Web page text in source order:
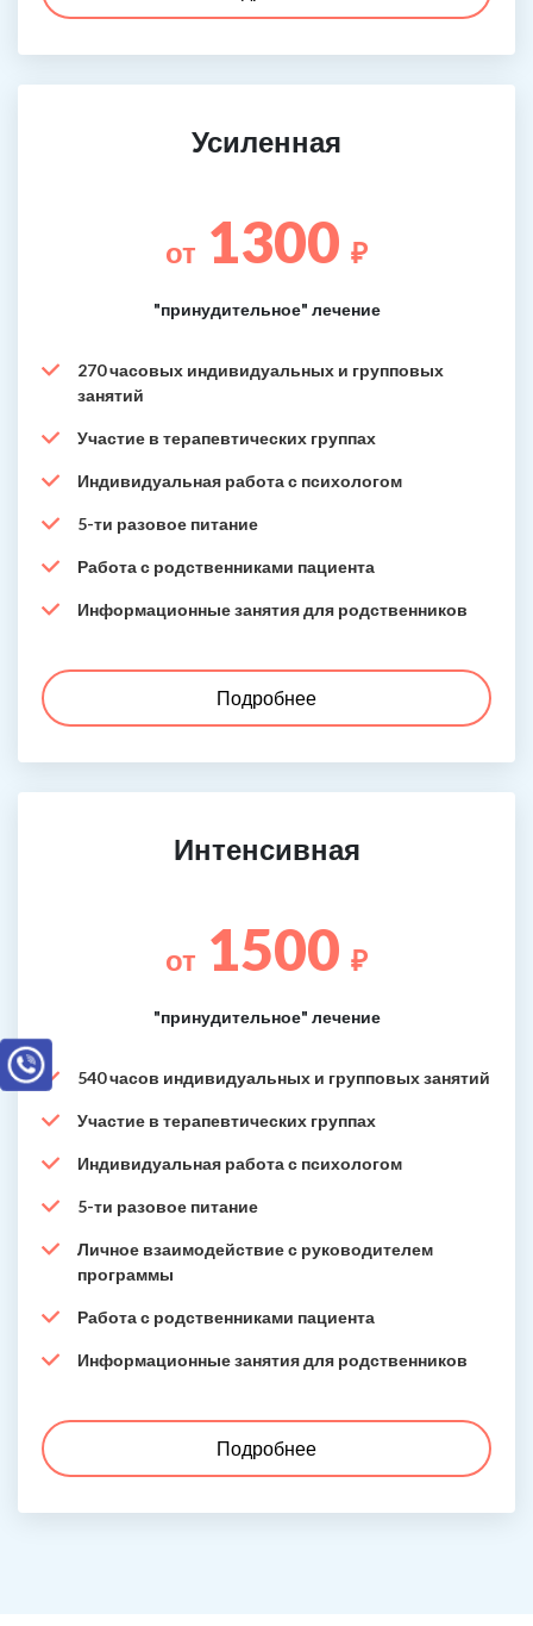
Усиленная
от 1300 ₽
"принудительное" лечение
270 часовых индивидуальных и групповых
занятий
Участие в терапевтических группах
Индивидуальная работа с психологом
5-ти разовое питание
Работа с родственниками пациента
Информационные занятия для родственников
Подробнее
Интенсивная
от 1500 ₽
"принудительное" лечение
540 часов индивидуальных и групповых занятий
Участие в терапевтических группах
Индивидуальная работа с психологом
5-ти разовое питание
Личное взаимодействие с руководителем
программы
Работа с родственниками пациента
Информационные занятия для родственников
Подробнее